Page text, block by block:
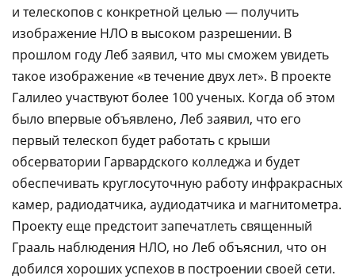
и телескопов с конкретной целью — получить
изображение НЛО в высоком разрешении. В
прошлом году Леб заявил, что мы сможем увидеть
такое изображение «в течение двух лет». В проекте
Галилео участвуют более 100 ученых. Когда об этом
было впервые объявлено, Леб заявил, что его
первый телескоп будет работать с крыши
обсерватории Гарвардского колледжа и будет
обеспечивать круглосуточную работу инфракрасных
камер, радиодатчика, аудиодатчика и магнитометра.
Проекту еще предстоит запечатлеть священный
Грааль наблюдения НЛО, но Леб объяснил, что он
добился хороших успехов в построении своей сети.